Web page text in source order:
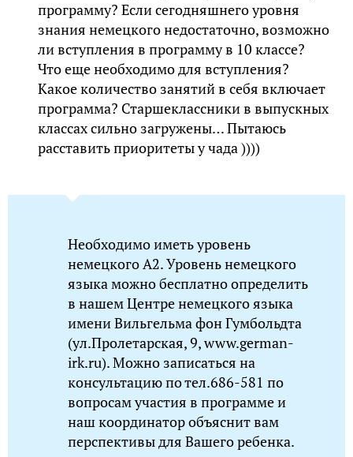
программу? Если сегодняшнего уровня
знания немецкого недостаточно, возможно
ли вступления в программу в 10 классе?
Что еще необходимо для вступления?
Какое количество занятий в себя включает
программа? Старшеклассники в выпускных
классах сильно загружены… Пытаюсь
расставить приоритеты у чада ))))
Необходимо иметь уровень
немецкого А2. Уровень немецкого
языка можно бесплатно определить
в нашем Центре немецкого языка
имени Вильгельма фон Гумбольдта
(ул.Пролетарская, 9, www.german-
irk.ru). Можно записаться на
консультацию по тел.686-581 по
вопросам участия в программе и
наш координатор объяснит вам
перспективы для Вашего ребенка.